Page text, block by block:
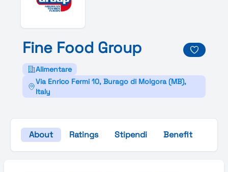
Fine Food Group
Alimentare
Via Enrico Fermi 10, Burago di Molgora (MB),
Italy
About Ratings Stipendi Benefit